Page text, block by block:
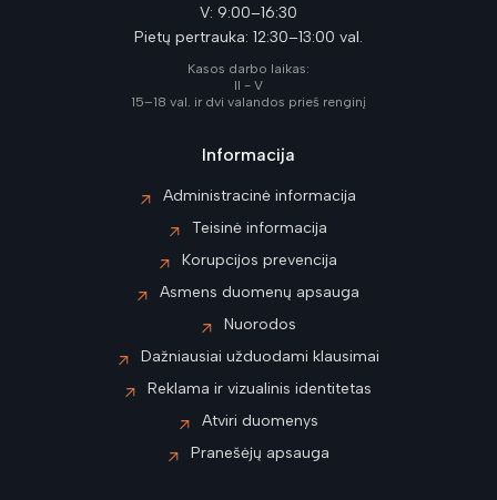
V: 9:00–16:30
Pietų pertrauka: 12:30–13:00 val.
Kasos darbo laikas:
II - V
15–18 val. ir dvi valandos prieš renginį
Informacija
Administracinė informacija
Teisinė informacija
Korupcijos prevencija
Asmens duomenų apsauga
Nuorodos
Dažniausiai užduodami klausimai
Reklama ir vizualinis identitetas
Atviri duomenys
Pranešėjų apsauga